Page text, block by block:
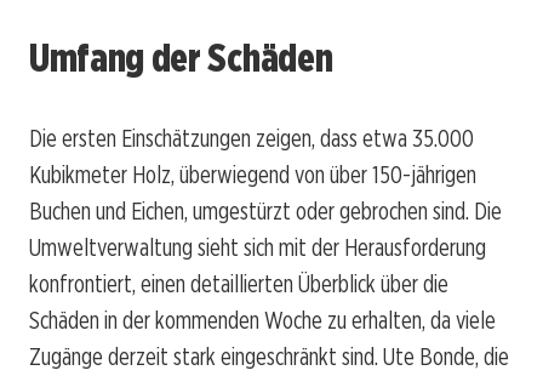
Umfang der Schäden
Die ersten Einschätzungen zeigen, dass etwa 35.000
Kubikmeter Holz, überwiegend von über 150-jährigen
Buchen und Eichen, umgestürzt oder gebrochen sind. Die
Umweltverwaltung sieht sich mit der Herausforderung
konfrontiert, einen detaillierten Überblick über die
Schäden in der kommenden Woche zu erhalten, da viele
Zugänge derzeit stark eingeschränkt sind. Ute Bonde, die